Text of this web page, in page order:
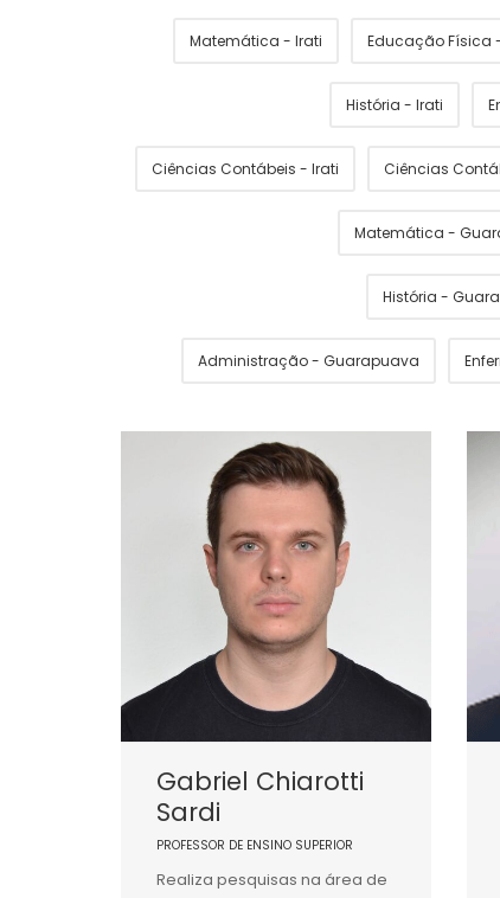
Matemática - Irati Educação Física
História - Irati
Ciências Contábeis - Irati Ciências
Matemática -
História -
Administração - Guarapuava
Gabriel Chiarotti
Sardi
PROFESSOR DE ENSINO SUPERIOR
Realiza pesquisas na área de